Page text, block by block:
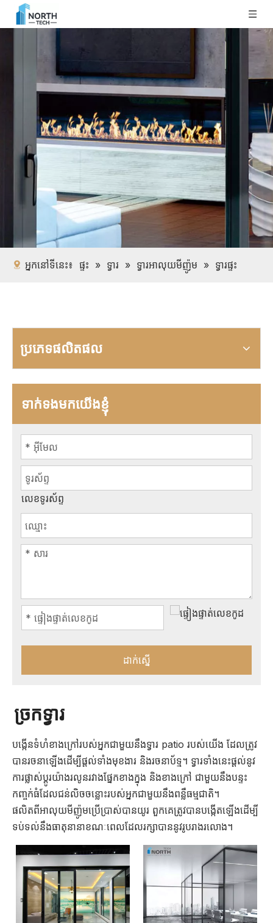
អ្នកនៅទីនេះ៖ ផ្ទះ » ទ្វារ » ទ្វារអាលុយមីញ៉ូម » ទ្វារផ្ទះ
ប្រភេទផលិតផល
ទាក់ទងមកយើងខ្ញុំ
លេខទូរស័ព្ទ
ដាក់ស្នើ
ច្រកទ្វារ
បង្កើនទំហំខាងក្រៅរបស់អ្នកជាមួយនឹងទ្វារ patio របស់យើង ដែលត្រូវ
បានរចនាឡើងដើម្បីផ្តល់ទាំងមុខងារ និងរចនាប័ទ្ម។ ទ្វារទាំងនេះផ្តល់នូវ
ការផ្លាស់ប្តូរយ៉ាងរលូនរវាងផ្នែកខាងក្នុង និងខាងក្រៅ ជាមួយនឹងបន្ទះ
កញ្ចក់ធំដែលជន់លិចចន្លោះរបស់អ្នកជាមួយនឹងពន្លឺធម្មជាតិ។
ផលិតពីអាលុយមីញ៉ូមប្រើប្រាស់បានយូរ ពួកគេត្រូវបានបង្កើតឡើងដើម្បី
ទប់ទល់នឹងធាតុនានាខណៈពេលដែលរក្សាបាននូវរូបរាងរលោង។